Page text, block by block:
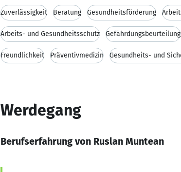
Zuverlässigkeit Beratung Gesundheitsförderung
Arbeits- und Gesundheitsschutz Gefährdungsbeurteilung
Freundlichkeit Präventivmedizin Gesundheits- und
Werdegang
Berufserfahrung von Ruslan Muntean